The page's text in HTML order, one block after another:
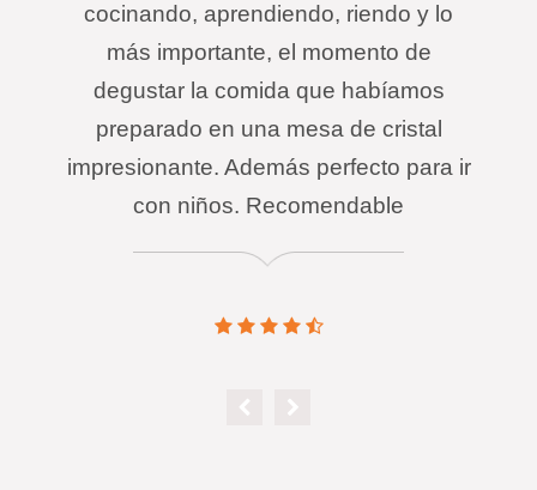
cocinando, aprendiendo, riendo y lo
más importante, el momento de
degustar la comida que habíamos
preparado en una mesa de cristal
impresionante. Además perfecto para ir
con niños. Recomendable